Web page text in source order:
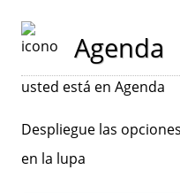
Agenda
usted está en Agenda
Despliegue las
en la lupa